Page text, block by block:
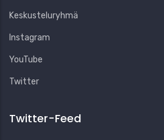
Keskusteluryhmä
Instagram
YouTube
Twitter
Twitter-Feed